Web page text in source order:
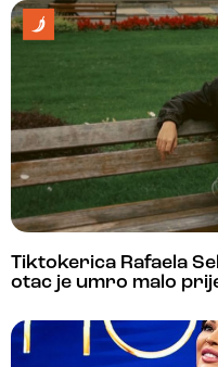
Tiktokerica Rafaela
otac je umro malo